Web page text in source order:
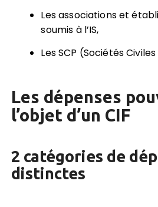
Les associations et
soumis à l’IS,
Les SCP (Sociétés
Les dépenses
l’objet d’un CIF
2 catégories de
distinctes